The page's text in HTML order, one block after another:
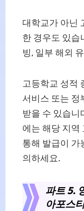
대학교가 아닌
한 경우도 있습
빙, 일부 해외
고등학교 성적
서비스 또는 정
받을 수 있습니
에는 해당 지역
통해 발급이 가
의하세요.
파트 5.
아포스